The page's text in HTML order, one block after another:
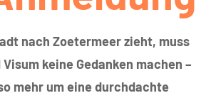
nach Zoetermeer zieht, muss
keine Gedanken machen –
mehr um eine durchdachte